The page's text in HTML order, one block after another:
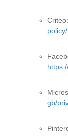
Criteo:
policy/
gb/